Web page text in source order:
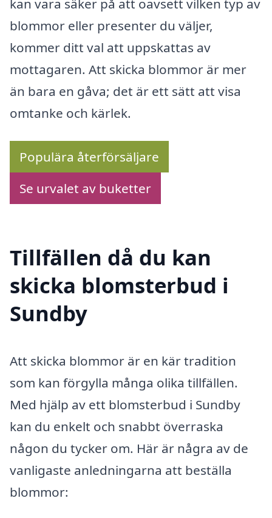
kan vara säker på att oavsett vilken typ av
blommor eller presenter du väljer,
kommer ditt val att uppskattas av
mottagaren. Att skicka blommor är mer
än bara en gåva; det är ett sätt att visa
omtanke och kärlek.
Populära återförsäljare
Se urvalet av buketter
Tillfällen då du kan
skicka blomsterbud i
Sundby
Att skicka blommor är en kär tradition
som kan förgylla många olika tillfällen.
Med hjälp av ett blomsterbud i Sundby
kan du enkelt och snabbt överraska
någon du tycker om. Här är några av de
vanligaste anledningarna att beställa
blommor: